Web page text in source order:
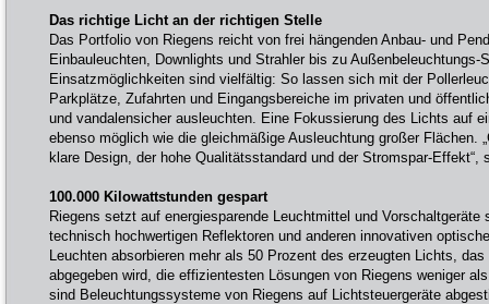
Das richtige Licht an der richtigen Stelle
Das Portfolio von Riegens reicht von frei hängenden Anbau- und
Einbauleuchten, Downlights und Strahler bis zu Außenbeleuchtungs-
Einsatzmöglichkeiten sind vielfältig: So lassen sich mit der
Parkplätze, Zufahrten und Eingangsbereiche im privaten und
und vandalensicher ausleuchten. Eine Fokussierung des Lichts auf
ebenso möglich wie die gleichmäßige Ausleuchtung großer Flächen.
klare Design, der hohe Qualitätsstandard und der Stromspar-Effekt“,
100.000 Kilowattstunden gespart
Riegens setzt auf energiesparende Leuchtmittel und Vorschaltgeräte
technisch hochwertigen Reflektoren und anderen innovativen
Leuchten absorbieren mehr als 50 Prozent des erzeugten Lichts,
abgegeben wird, die effizientesten Lösungen von Riegens weniger
sind Beleuchtungssysteme von Riegens auf Lichtsteuergeräte